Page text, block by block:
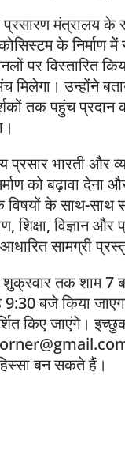
मंत्रालय
के निर्माण में
पर विस्तारित
मिलेगा। उन्होंने
तक पहुंच
प्रसार भारती
को बढ़ावा
के साथ-साथ
शिक्षा, विज्ञान और
सामग्री
तक शाम 7
बजे किया
किए जाएंगे।
बन सकते हैं।